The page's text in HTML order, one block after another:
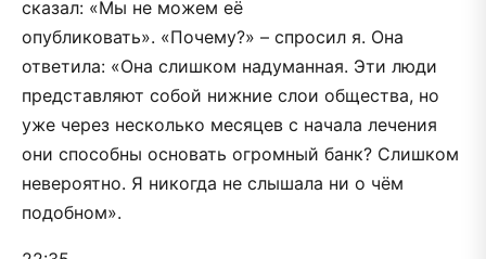
сказал: «Мы не можем её
опубликовать». «Почему?» – спросил я. Она
ответила: «Она слишком надуманная. Эти люди
представляют собой нижние слои общества, но
уже через несколько месяцев с начала лечения
они способны основать огромный банк? Слишком
невероятно. Я никогда не слышала ни о чём
подобном».